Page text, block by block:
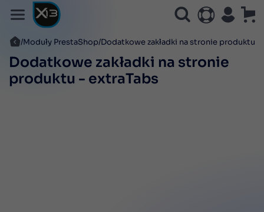
Moduły PrestaShop Dodatkowe zakładki na stronie produktu -
Dodatkowe zakładki na stronie
produktu - extraTabs